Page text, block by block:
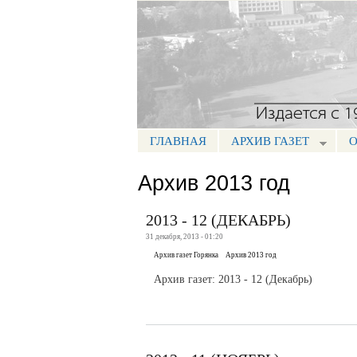
Портал СМИ КБР
МЕНЮ ГОРЯНКА
ГЛАВНАЯ АРХИВ ГАЗЕТ
Архив 2013 год
2013 - 12 (ДЕКАБРЬ)
31 декабря, 2013 - 01:20
Архив газет Горянка Архив 2013 год
Архив газет: 2013 - 12 (Декабрь)